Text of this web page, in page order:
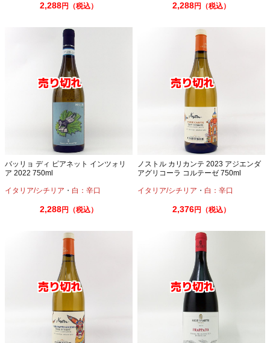
2,288円（税込） 2,288円（税込）
バッリョ ディ ピアネット インツォリ
ア 2022 750ml
イタリア/シチリア ・ 白：辛口
2,288円（税込）
ノストル カリカンテ 2023 アジエンダ
アグリコーラ コルテーゼ 750ml
イタリア/シチリア ・ 白：辛口
2,376円（税込）